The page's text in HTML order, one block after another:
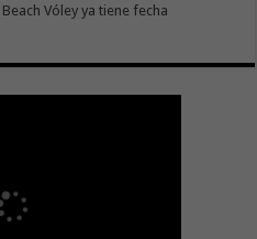
Vóley ya tiene fecha